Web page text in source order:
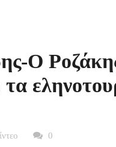
Ο
0